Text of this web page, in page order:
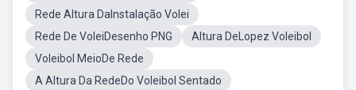
Rede Altura DaInstalação Volei
Rede De VoleiDesenho PNG
Altura DeLopez Voleibol
Voleibol MeioDe Rede
A Altura Da RedeDo Voleibol Sentado